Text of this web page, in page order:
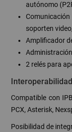
autónomo
soporten
Amplificador
2 relés para
Interoperabilidad
Compatible con
PCX, Asterisk,
Posibilidad de